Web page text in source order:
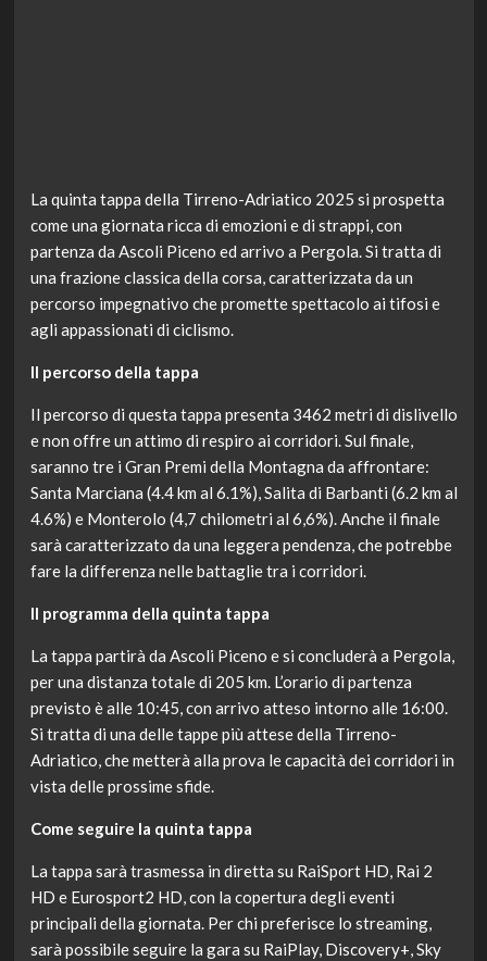
La quinta tappa della Tirreno-Adriatico 2025 si prospetta
come una giornata ricca di emozioni e di strappi, con
partenza da Ascoli Piceno ed arrivo a Pergola. Si tratta di
una frazione classica della corsa, caratterizzata da un
percorso impegnativo che promette spettacolo ai tifosi e
agli appassionati di ciclismo.
Il percorso della tappa
Il percorso di questa tappa presenta 3462 metri di dislivello
e non offre un attimo di respiro ai corridori. Sul finale,
saranno tre i Gran Premi della Montagna da affrontare:
Santa Marciana (4.4 km al 6.1%), Salita di Barbanti (6.2 km al
4.6%) e Monterolo (4,7 chilometri al 6,6%). Anche il finale
sarà caratterizzato da una leggera pendenza, che potrebbe
fare la differenza nelle battaglie tra i corridori.
Il programma della quinta tappa
La tappa partirà da Ascoli Piceno e si concluderà a Pergola,
per una distanza totale di 205 km. L’orario di partenza
previsto è alle 10:45, con arrivo atteso intorno alle 16:00.
Si tratta di una delle tappe più attese della Tirreno-
Adriatico, che metterà alla prova le capacità dei corridori in
vista delle prossime sfide.
Come seguire la quinta tappa
La tappa sarà trasmessa in diretta su RaiSport HD, Rai 2
HD e Eurosport2 HD, con la copertura degli eventi
principali della giornata. Per chi preferisce lo streaming,
sarà possibile seguire la gara su RaiPlay, Discovery+, Sky